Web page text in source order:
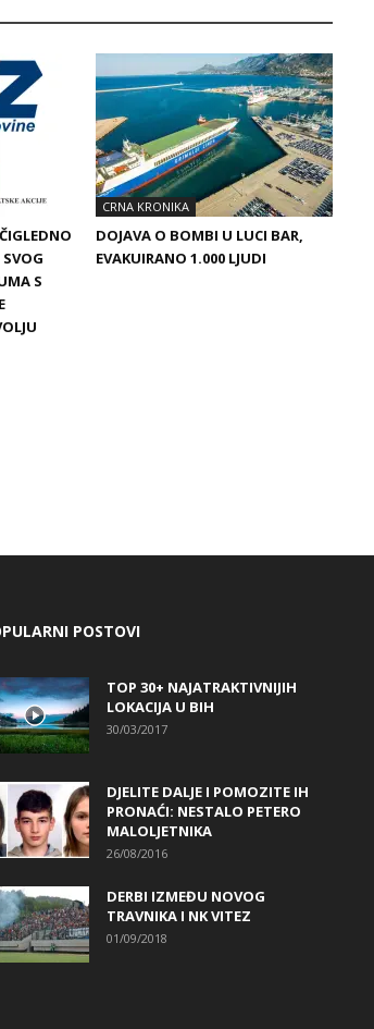
S
CRNA KRONIKA
DOJAVA O BOMBI U LUCI BAR,
EVAKUIRANO 1.000 LJUDI
POSTOVI
TOP 30+ NAJATRAKTIVNIJIH
LOKACIJA U BIH
30/03/2017
DJELITE DALJE I POMOZITE IH
PRONAĆI: NESTALO PETERO
MALOLJETNIKA
26/08/2016
DERBI IZMEĐU NOVOG
TRAVNIKA I NK VITEZ
01/09/2018